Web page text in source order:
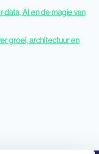
data, AI en de magie van
groei, architectuur en